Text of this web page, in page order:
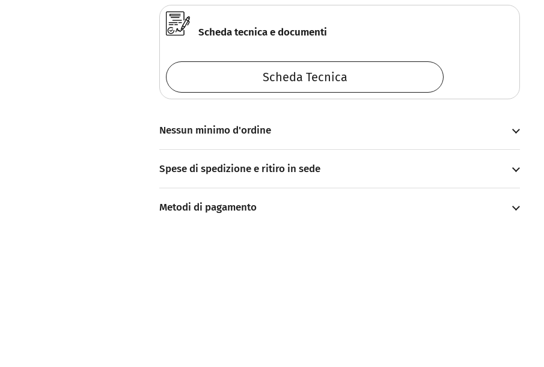
Scheda tecnica e documenti
Scheda Tecnica
Nessun minimo d'ordine
Spese di spedizione e ritiro in sede
Metodi di pagamento